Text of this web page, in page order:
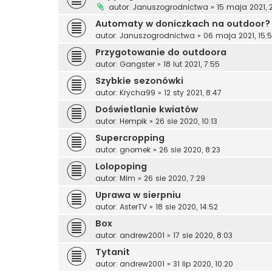
autor: Januszogrodnictwa » 15 maja 2021,
Automaty w doniczkach na outdoor?
autor: Januszogrodnictwa » 06 maja 2021,
Przygotowanie do outdoora
autor: Gangster » 18 lut 2021, 7:55
Szybkie sezonówki
autor: Krycha99 » 12 sty 2021, 8:47
Doświetlanie kwiatów
autor: Hempik » 26 sie 2020, 10:13
Supercropping
autor: gnomek » 26 sie 2020, 8:23
Lolopoping
autor: Mim » 26 sie 2020, 7:29
Uprawa w sierpniu
autor: AsterTV » 18 sie 2020, 14:52
Box
autor: andrew2001 » 17 sie 2020, 8:03
Tytanit
autor: andrew2001 » 31 lip 2020, 10:20